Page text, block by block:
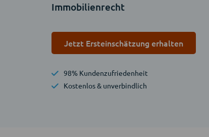
Immobilienrecht
Jetzt Ersteinschätzung erhalten
98% Kundenzufriedenheit
Kostenlos & unverbindlich